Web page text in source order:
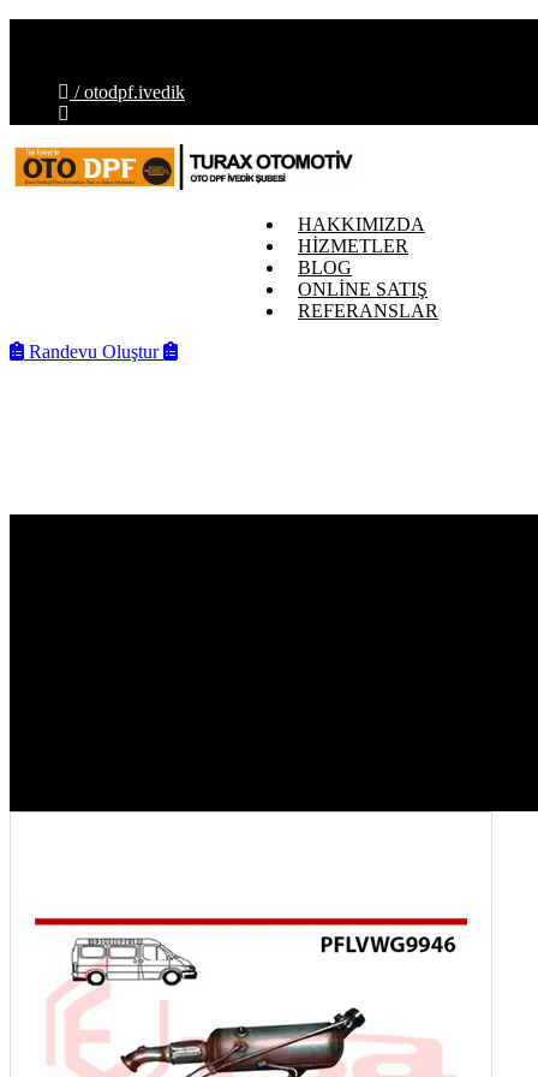
/ otodpf.ivedik
HAKKIMIZDA
HİZMETLER
BLOG
ONLİNE SATIŞ
REFERANSLAR
Randevu Oluştur